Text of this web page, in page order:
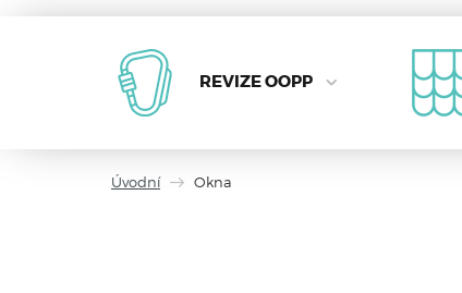
REVIZE OOPP
Úvodní Okna